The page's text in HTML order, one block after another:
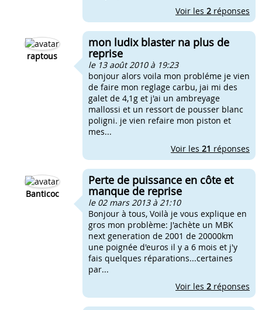
Voir les 2 réponses
raptous
mon ludix blaster na plus de
reprise
le 13 août 2010 à 19:23
bonjour alors voila mon probléme je vien
de faire mon reglage carbu, jai mi des
galet de 4,1g et j'ai un ambreyage
mallossi et un ressort de pousser blanc
poligni. je vien refaire mon piston et
mes...
Voir les 21 réponses
Banticoc
Perte de puissance en côte et
manque de reprise
le 02 mars 2013 à 21:10
Bonjour à tous, Voilà je vous explique en
gros mon problème: J'achète un MBK
next generation de 2001 de 20000km
une poignée d'euros il y a 6 mois et j'y
fais quelques réparations...certaines
par...
Voir les 2 réponses